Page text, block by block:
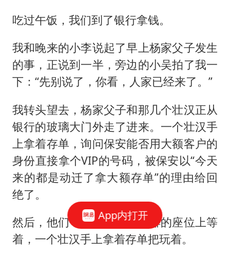
吃过午饭，我们到了银行拿钱。
我和晚来的小李说起了早上杨家父子发生
的事，正说到一半，旁边的小吴拍了我一
下：“先别说了，你看，人家已经来了。”
我转头望去，杨家父子和那几个壮汉正从
银行的玻璃大门外走了进来。一个壮汉手
上拿着存单，询问保安能否用大额客户的
身份直接拿个VIP的号码，被保安以“今天
来的都是动迁了拿大额存单”的理由给回
绝了。
然后，他们一群人就坐在后排的座位上等
着，一个壮汉手上拿着存单把玩着。
App内打开